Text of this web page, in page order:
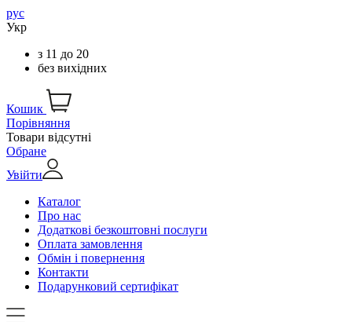
рус
Укр
з 11 до 20
без вихідних
Кошик
Порівняння
Товари відсутні
Обране
Увійти
Каталог
Про нас
Додаткові безкоштовні послуги
Оплата замовлення
Обмін і повернення
Контакти
Подарунковий сертифікат